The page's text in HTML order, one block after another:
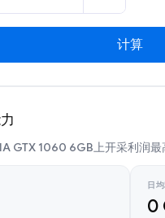
计算
GTX 1060 6GB上开采利润最
日
0